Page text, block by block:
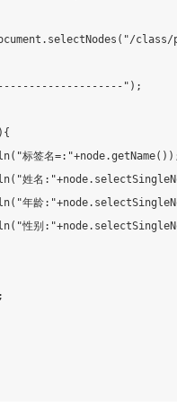
.selectNodes ( "/class/
" ) ;
( "标签名=:"+node.getName())
( "姓名:"+node
( "年龄:"+node
( "性别:"+node
;